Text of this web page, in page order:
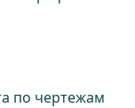
по чертежам